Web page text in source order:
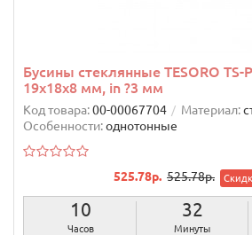
Бусины стеклянные TESОRO TS-
19х18х8 мм, in ?3 мм
Код товара:00-00067704 Материал:
Особенности:однотонные
525.78р. 525.78р.
10
Часов
32
Минуты